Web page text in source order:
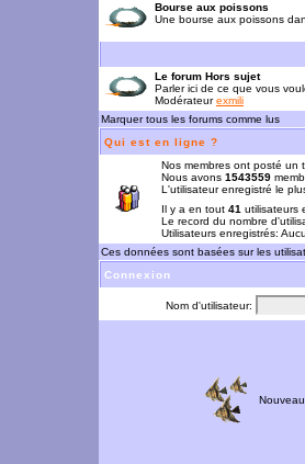
Bourse aux poissons
Une bourse aux poissons
Le forum Hors sujet
Parler ici de ce que vous
Modérateurexmili
Marquer tous les forums comme lus
Qui est en ligne ?
Nos membres ont posté un
Nous avons 1543559
L'utilisateur enregistré le
Il y a en tout 41 utilisateurs
Le record du nombre
Utilisateurs enregistrés:
Ces données sont basées sur les
Connexion
Nom d'utilisateur: